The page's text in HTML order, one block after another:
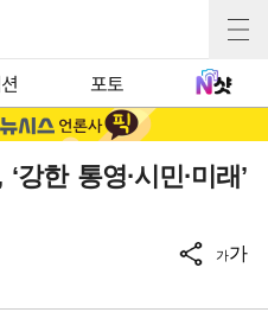
포토
강한 통영·시민·미래’
가가